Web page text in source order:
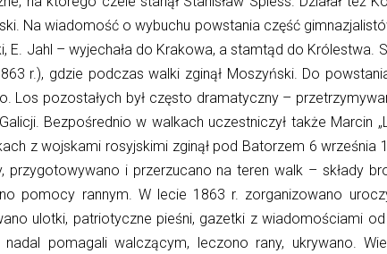
Na wiadomość o wybuchu powstania część
E. Jahl – wyjechała do Krakowa, a stamtąd do Królestwa.
r.), gdzie podczas walki zginął Moszyński. Do
Los pozostałych był często dramatyczny –
Bezpośrednio w walkach uczestniczył także Marcin
z wojskami rosyjskimi zginął pod Batorzem 6 września
i przerzucano na teren walk – składy
pomocy rannym. W lecie 1863 r. zorganizowano
ulotki, patriotyczne pieśni, gazetki z wiadomościami
pomagali walczącym, leczono rany, ukrywano.